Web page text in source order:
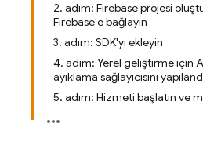
2. adım: Firebase projesi
Firebase'e bağlayın
3. adım: SDK'yı ekleyin
4. adım: Yerel geliştirme için
ayıklama sağlayıcısını
5. adım: Hizmeti başlatın ve